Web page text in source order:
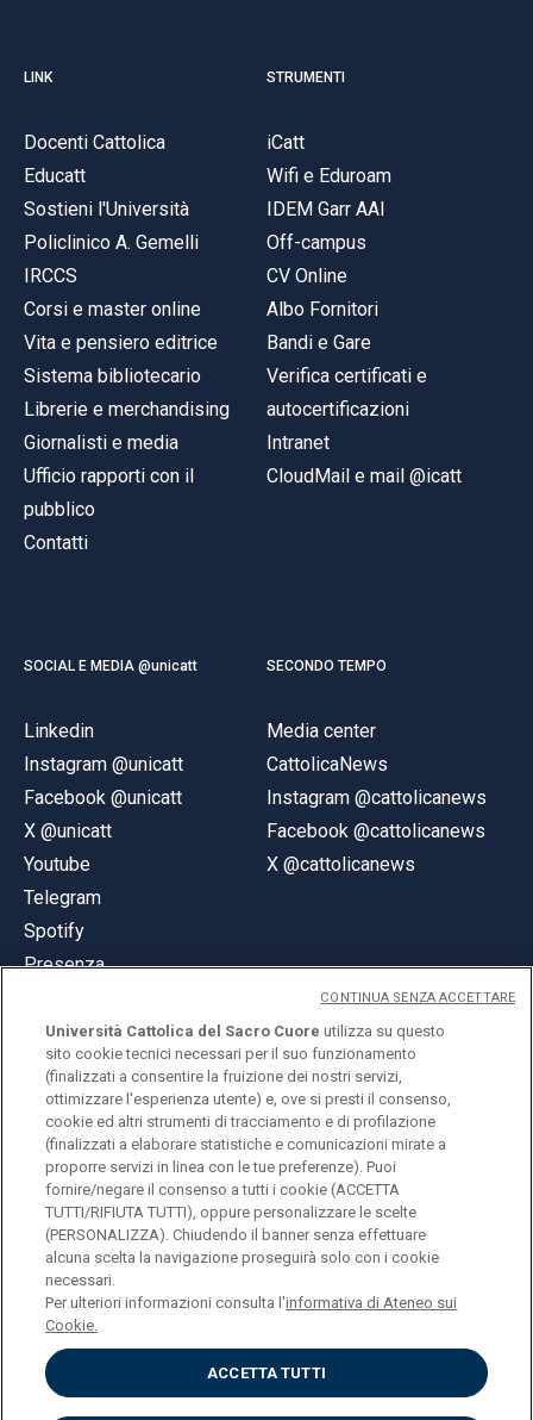
LINK
Docenti Cattolica
Educatt
Sostieni l'Università
Policlinico A. Gemelli
IRCCS
Corsi e master online
Vita e pensiero editrice
Sistema bibliotecario
Librerie e merchandising
Giornalisti e media
Ufficio rapporti con il
pubblico
Contatti
STRUMENTI
iCatt
Wifi e Eduroam
IDEM Garr AAI
Off-campus
CV Online
Albo Fornitori
Bandi e Gare
Verifica certificati e
autocertificazioni
Intranet
CloudMail e mail @icatt
SOCIAL E MEDIA @unicatt
Linkedin
Instagram @unicatt
Facebook @unicatt
X @unicatt
Youtube
Telegram
Spotify
Presenza
SECONDO TEMPO
Media center
CattolicaNews
Instagram @cattolicanews
Facebook @cattolicanews
X @cattolicanews
© Università Cattolica del Sacro Cuore
Largo A. Gemelli 1, 20123 Milano
PI 02133120150
ENGLISH
Privacy
Accessibilità
Università Cattolica del Sacro Cuore utilizza su questo
sito cookie tecnici necessari per il suo funzionamento
(finalizzati a consentire la fruizione dei nostri servizi,
ottimizzare l'esperienza utente) e, ove si presti il consenso,
cookie ed altri strumenti di tracciamento e di profilazione
(finalizzati a elaborare statistiche e comunicazioni mirate a
proporre servizi in linea con le tue preferenze). Puoi
fornire/negare il consenso a tutti i cookie (ACCETTA
TUTTI/RIFIUTA TUTTI), oppure personalizzare le scelte
(PERSONALIZZA). Chiudendo il banner senza effettuare
alcuna scelta la navigazione proseguirà solo con i cookie
necessari.
Per ulteriori informazioni consulta l'informativa di Ateneo sui
Cookie.
ACCETTA TUTTI
CONTINUA SENZA ACCETTARE